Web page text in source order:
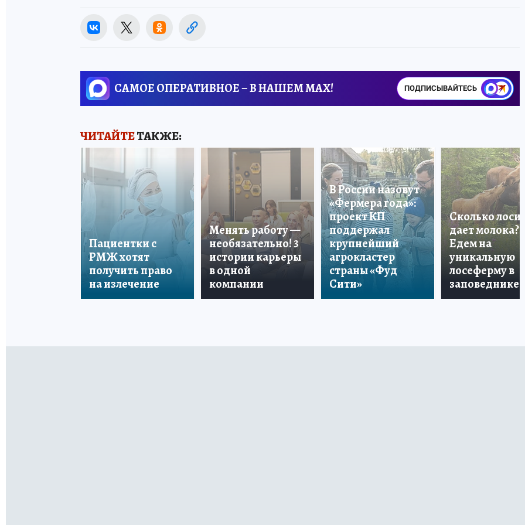
САМОЕ ОПЕРАТИВНОЕ – В НАШЕМ MAX! ПОДПИСЫВАЙТЕСЬ
ЧИТАЙТЕТАКЖЕ:
Пациентки с
РМЖ хотят
получить право
на излечение
Менять работу —
необязательно! 3
истории карьеры
в одной
компании
В России назовут
«Фермера года»:
проект КП
поддержал
крупнейший
агрокластер
страны «Фуд
Сити»
Сколько лосиха
дает молока?
Едем на
уникальную
лосеферму в
заповеднике!